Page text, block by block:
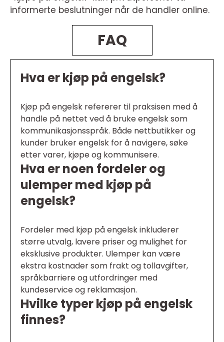
informerte beslutninger når de handler online.
FAQ
Hva er kjøp på engelsk?
Kjøp på engelsk refererer til praksisen med å
handle på nettet ved å bruke engelsk som
kommunikasjonsspråk. Både nettbutikker og
kunder bruker engelsk for å navigere, søke
etter varer, kjøpe og kommunisere.
Hva er noen fordeler og
ulemper med kjøp på
engelsk?
Fordeler med kjøp på engelsk inkluderer
større utvalg, lavere priser og mulighet for
eksklusive produkter. Ulemper kan være
ekstra kostnader som frakt og tollavgifter,
språkbarriere og utfordringer med
kundeservice og reklamasjon.
Hvilke typer kjøp på engelsk
finnes?